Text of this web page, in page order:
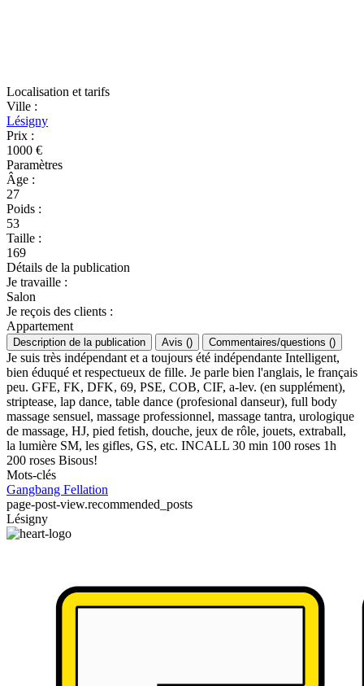
Localisation et tarifs
Ville :
Lésigny
Prix :
1000 €
Paramètres
Âge :
27
Poids :
53
Taille :
169
Détails de la publication
Je travaille :
Salon
Je reçois des clients :
Appartement
Description de la publication Avis () Commentaires/questions ()
Je suis très indépendant et a toujours été indépendante Intelligent,
bien éduqué et respectueux de fille. Je parle bien l'anglais, le français
peu. GFE, FK, DFK, 69, PSE, COB, CIF, a-lev. (en supplément),
striptease, lap dance, table dance (profesional danseur), full body
massage sensuel, massage professionnel, massage tantra, urologique
de massage, HJ, pied fetish, douche, jeux de rôle, jouets, extraball,
la lumière SM, les gifles, GS, etc. INCALL 30 min 100 roses 1h
200 roses Bisous!
Mots-clés
Gangbang Fellation
page-post-view.recommended_posts
Lésigny